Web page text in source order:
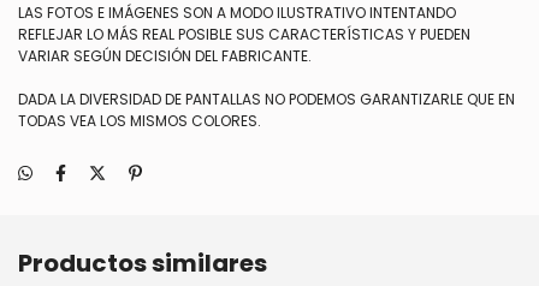
LAS FOTOS E IMÁGENES SON A MODO ILUSTRATIVO INTENTANDO
REFLEJAR LO MÁS REAL POSIBLE SUS CARACTERÍSTICAS Y PUEDEN
VARIAR SEGÚN DECISIÓN DEL FABRICANTE.
DADA LA DIVERSIDAD DE PANTALLAS NO PODEMOS GARANTIZARLE QUE EN
TODAS VEA LOS MISMOS COLORES.
Productos similares